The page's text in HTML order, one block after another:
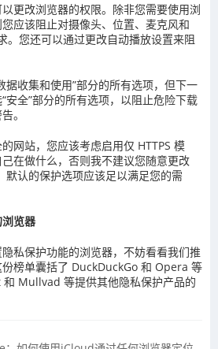
更改浏览器的权限。除非您需要使用浏
应该阻止对摄像头、位置、麦克风和
。您还可以通过更改自动播放设置来阻
据收集和使用”部分的所有选项，但下一
安全”部分的所有选项，以阻止危险下载
。
网站，您应该考虑启用仅 HTTPS 模
在做什么，否则我不建议您随意更改
默认的保护选项应该足以满足您的需
览器
私保护功能的浏览器，不妨看看我们推
榜单囊括了 DuckDuckGo 和 Opera 等
Mullvad 等提供其他隐私保护产品的